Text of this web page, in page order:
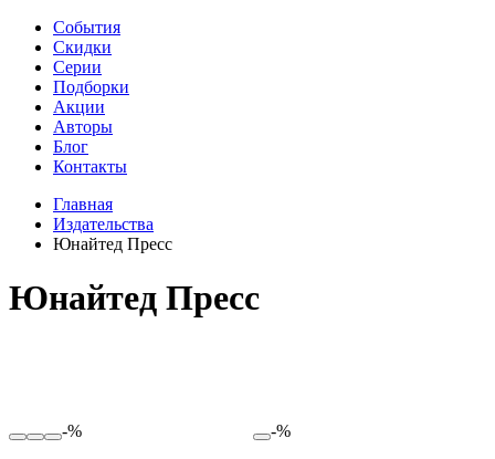
События
Скидки
Серии
Подборки
Акции
Авторы
Блог
Контакты
Главная
Издательства
Юнайтед Пресс
Юнайтед Пресс
-% -%